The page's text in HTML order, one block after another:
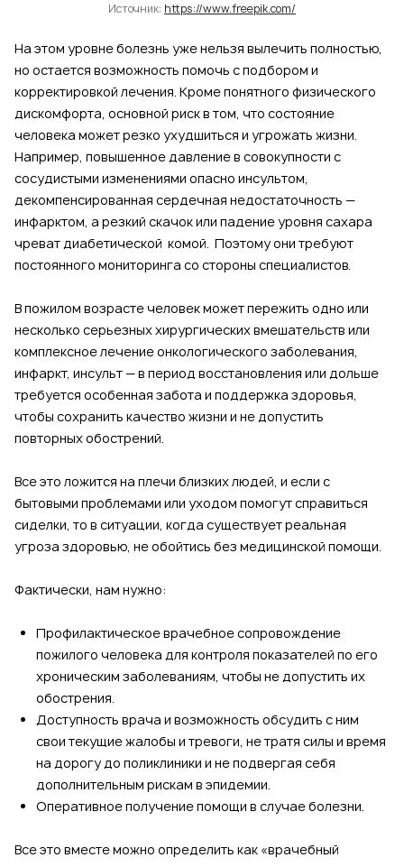
Источник: https://www.freepik.com/
На этом уровне болезнь уже нельзя вылечить полностью,
но остается возможность помочь с подбором и
корректировкой лечения. Кроме понятного физического
дискомфорта, основной риск в том, что состояние
человека может резко ухудшиться и угрожать жизни.
Например, повышенное давление в совокупности с
сосудистыми изменениями опасно инсультом,
декомпенсированная сердечная недостаточность —
инфарктом, а резкий скачок или падение уровня сахара
чреват диабетической комой. Поэтому они требуют
постоянного мониторинга со стороны специалистов.
В пожилом возрасте человек может пережить одно или
несколько серьезных хирургических вмешательств или
комплексное лечение онкологического заболевания,
инфаркт, инсульт — в период восстановления или дольше
требуется особенная забота и поддержка здоровья,
чтобы сохранить качество жизни и не допустить
повторных обострений.
Все это ложится на плечи близких людей, и если с
бытовыми проблемами или уходом помогут справиться
сиделки, то в ситуации, когда существует реальная
угроза здоровью, не обойтись без медицинской помощи.
Фактически, нам нужно:
Профилактическое врачебное сопровождение
пожилого человека для контроля показателей по его
хроническим заболеваниям, чтобы не допустить их
обострения.
Доступность врача и возможность обсудить с ним
свои текущие жалобы и тревоги, не тратя силы и время
на дорогу до поликлиники и не подвергая себя
дополнительным рискам в эпидемии.
Оперативное получение помощи в случае болезни.
Все это вместе можно определить как «врачебный